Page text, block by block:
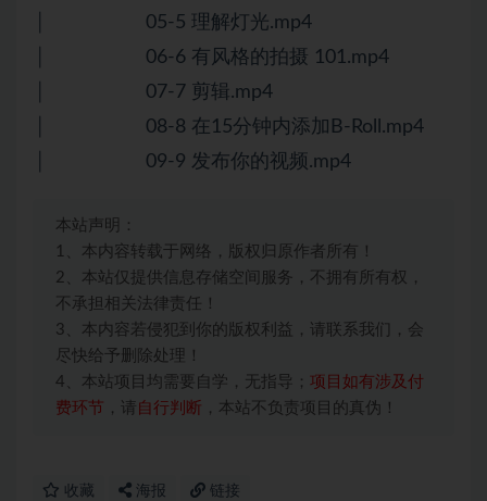
│ 05-5 理解灯光.mp4
│ 06-6 有风格的拍摄 101.mp4
│ 07-7 剪辑.mp4
│ 08-8 在15分钟内添加B-Roll.mp4
│ 09-9 发布你的视频.mp4
本站声明：
1、本内容转载于网络，版权归原作者所有！
2、本站仅提供信息存储空间服务，不拥有所有权，
不承担相关法律责任！
3、本内容若侵犯到你的版权利益，请联系我们，会
尽快给予删除处理！
4、本站项目均需要自学，无指导； 项目如有涉及付
费环节 ，请 自行判断 ，本站不负责项目的真伪！
收藏 海报 链接